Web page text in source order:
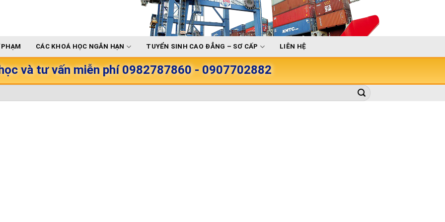
CÁC KHOÁ HỌC NGẮN HẠN TUYỂN SINH CAO ĐẲNG – SƠ CẤP LIÊN HỆ
và tư vấn miễn phí 0982787860 - 0907702882